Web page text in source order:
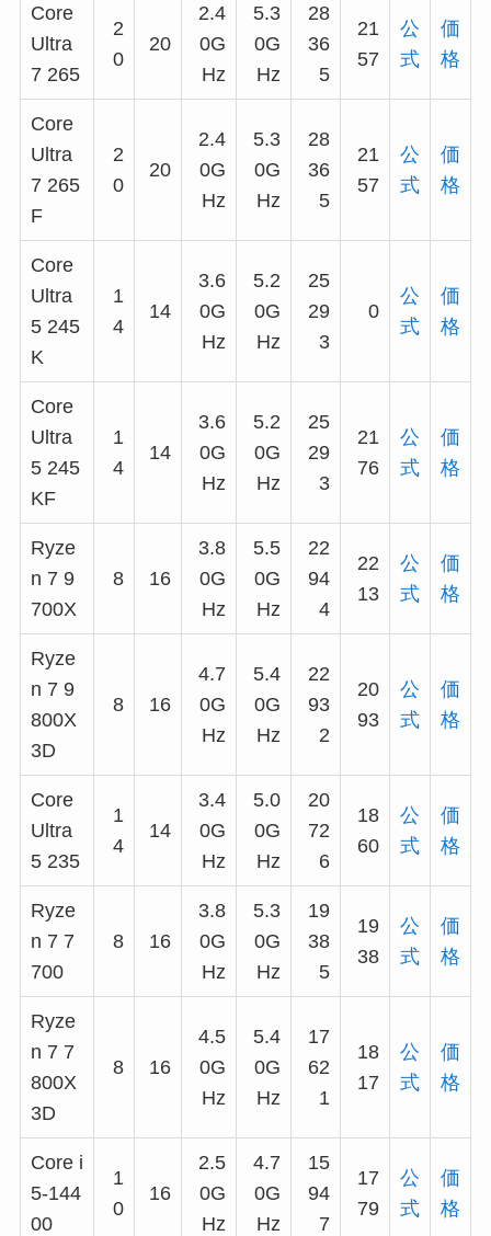
Core
Ultra
7 265
2
0
20
2.4
0G
Hz
5.3
0G
Hz
28
36
5
21
57
公
式
価
格
Core
Ultra
7 265
F
2
0
20
2.4
0G
Hz
5.3
0G
Hz
28
36
5
21
57
公
式
価
格
Core
Ultra
5 245
K
1
4
14
3.6
0G
Hz
5.2
0G
Hz
25
29
3
0
公
式
価
格
Core
Ultra
5 245
KF
1
4
14
3.6
0G
Hz
5.2
0G
Hz
25
29
3
21
76
公
式
価
格
Ryze
n 7 9
700X
8 16
3.8
0G
Hz
5.5
0G
Hz
22
94
4
22
13
公
式
価
格
Ryze
n 7 9
800X
3D
8 16
4.7
0G
Hz
5.4
0G
Hz
22
93
2
20
93
公
式
価
格
Core
Ultra
5 235
1
4
14
3.4
0G
Hz
5.0
0G
Hz
20
72
6
18
60
公
式
価
格
Ryze
n 7 7
700
8 16
3.8
0G
Hz
5.3
0G
Hz
19
38
5
19
38
公
式
価
格
Ryze
n 7 7
800X
3D
8 16
4.5
0G
Hz
5.4
0G
Hz
17
62
1
18
17
公
式
価
格
Core i
5-144
00
1
0
16
2.5
0G
Hz
4.7
0G
Hz
15
94
7
17
79
公
式
価
格